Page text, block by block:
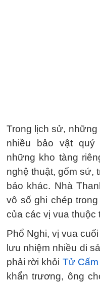
Trong lịch sử,
nhiều bảo vật
những kho tàng
nghệ thuật, gốm sứ,
bảo khác. Nhà
vô số ghi chép
của các vị vua thuộc
Phổ Nghi, vị vua
lưu nhiệm nhiều di
phải rời khỏi Tử
khẩn trương, ông